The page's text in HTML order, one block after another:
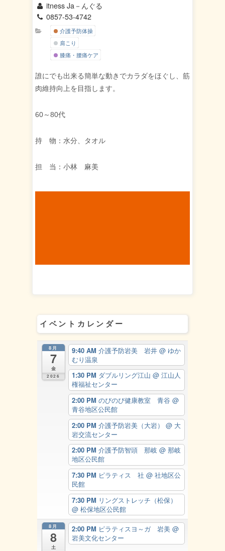
itness Ja－んぐる
0857-53-4742
介護予防体操
肩こり
膝痛・腰痛ケア
誰にでも出来る簡単な動きでカラダをほぐし、筋
肉維持向上を目指します。
60～80代
持 物：水分、タオル
担 当：小林 麻美
イベントカレンダー
8月
7
金
2026
9:40 AM 介護予防岩美 岩井 @ ゆか
むり温泉
1:30 PM ダブルリング江山 @ 江山人
権福祉センター
2:00 PM のびのび健康教室 青谷 @
青谷地区公民館
2:00 PM 介護予防岩美（大岩） @ 大
岩交流センター
2:00 PM 介護予防智頭 那岐 @ 那岐
地区公民館
7:30 PM ピラティス 社 @ 社地区公
民館
7:30 PM リングストレッチ（松保）
@ 松保地区公民館
8月
8
土
2:00 PM ピラティスヨ～ガ 岩美 @
岩美文化センター